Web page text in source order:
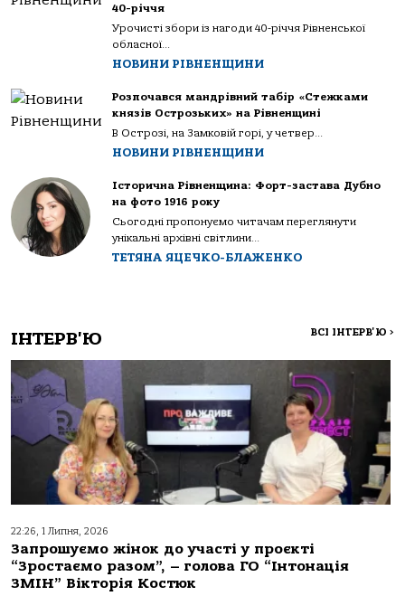
40-річчя
Урочисті збори із нагоди 40-річчя Рівненської
обласної...
НОВИНИ РІВНЕНЩИНИ
Розпочався мандрівний табір «Стежками
князів Острозьких» на Рівненщині
В Острозі, на Замковій горі, у четвер...
НОВИНИ РІВНЕНЩИНИ
Історична Рівненщина: Форт-застава Дубно
на фото 1916 року
Сьогодні пропонуємо читачам переглянути
унікальні архівні світлини...
ТЕТЯНА ЯЦЕЧКО-БЛАЖЕНКО
ІНТЕРВ'Ю ВСІ ІНТЕРВ'Ю >
22:26, 1 Липня, 2026
Запрошуємо жінок до участі у проєкті
“Зростаємо разом”, – голова ГО “Інтонація
ЗМІН” Вікторія Костюк